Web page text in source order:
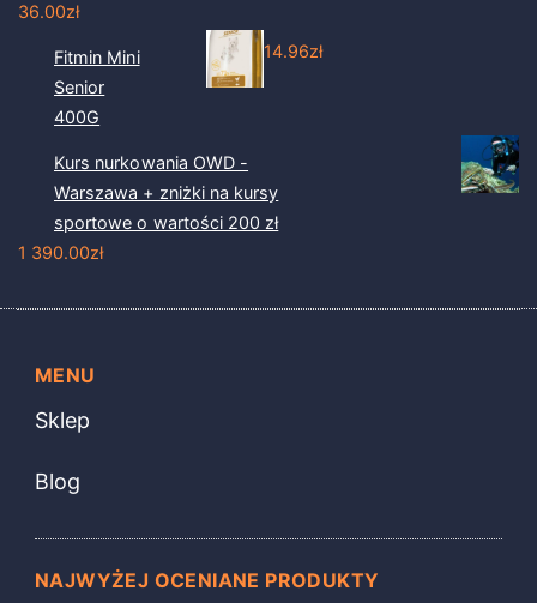
36.00zł
Fitmin Mini
Senior
400G
14.96zł
Kurs nurkowania OWD -
Warszawa + zniżki na kursy
sportowe o wartości 200 zł
1 390.00zł
MENU
Sklep
Blog
NAJWYŻEJ OCENIANE PRODUKTY